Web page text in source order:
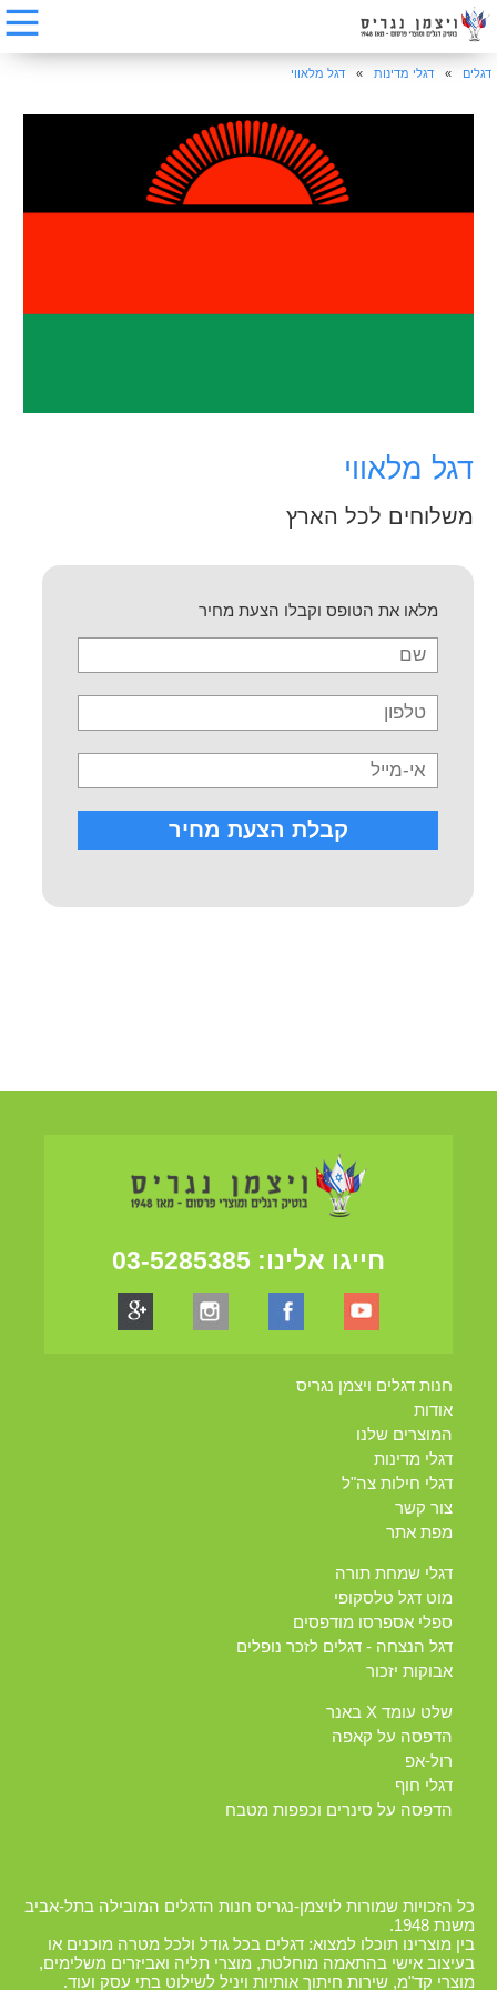
דגלים » דגלי מדינות » דגל מלאווי
דגל מלאווי
משלוחים לכל הארץ
מלאו את הטופס וקבלו הצעת מחיר
חייגו אלינו: 03-5285385
חנות דגלים ויצמן נגריס
אודות
המוצרים שלנו
דגלי מדינות
דגלי חילות צה"ל
צור קשר
מפת אתר
דגלי שמחת תורה
מוט דגל טלסקופי
ספלי אספרסו מודפסים
דגל הנצחה - דגלים לזכר נופלים
אבוקות יזכור
שלט עומד X באנר
הדפסה על קאפה
רול-אפ
דגלי חוף
הדפסה על סינרים וכפפות מטבח
כל הזכויות שמורות לויצמן-נגריס חנות הדגלים המובילה בתל-אביב
משנת 1948.
בין מוצרינו תוכלו למצוא: דגלים בכל גודל ולכל מטרה מוכנים או
בעיצוב אישי בהתאמה מוחלטת, מוצרי תליה ואביזרים משלימים,
מוצרי קד"מ, שירות חיתוך אותיות ויניל לשילוט בתי עסק ועוד.